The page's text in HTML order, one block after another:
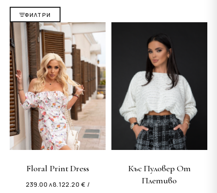
ФИЛТРИ
Floral Print Dress
122.20 € /
239.00лв.
Къс Пуловер От
Плетиво